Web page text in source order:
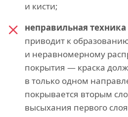
и кисти;
неправильная
приводит к
и неравномерному
покрытия — краска
в только одном
покрывается вторым
высыхания первого